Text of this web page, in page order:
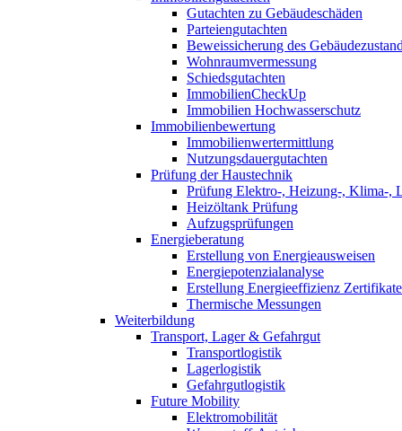
Gutachten zu Gebäudeschäden
Parteiengutachten
Beweissicherung des
Wohnraumvermessung
Schiedsgutachten
ImmobilienCheckUp
Immobilien Hochwasserschutz
Immobilienbewertung
Immobilienwertermittlung
Nutzungsdauergutachten
Prüfung der Haustechnik
Prüfung Elektro-, Heizung-, Klima-,
Heizöltank Prüfung
Aufzugsprüfungen
Energieberatung
Erstellung von Energieausweisen
Energiepotenzialanalyse
Erstellung Energieeffizienz Zertifikate
Thermische Messungen
Weiterbildung
Transport, Lager & Gefahrgut
Transportlogistik
Lagerlogistik
Gefahrgutlogistik
Future Mobility
Elektromobilität